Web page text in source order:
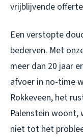
vrijblijvende
Een verstopte
bederven. Met
meer dan 20 jaar
afvoer in no-time
Rokkeveen, het
Palenstein woont,
niet tot het